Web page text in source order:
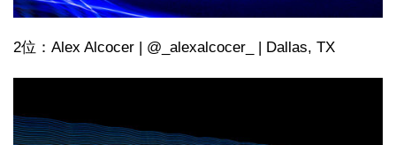
2位：Alex Alcocer | @_alexalcocer_ | Dallas, TX